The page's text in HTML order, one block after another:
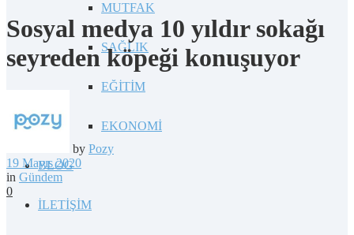
MUTFAK
SAĞLIK
EĞİTİM
EKONOMİ
BLOG
İLETİŞİM
Sosyal medya 10 yıldır sokağı
seyreden köpeği konuşuyor
by Pozy
19 Mayıs 2020
in Gündem
0